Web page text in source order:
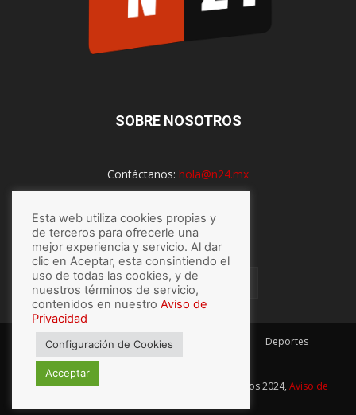
SOBRE NOSOTROS
Contáctanos: hola@n24.mx
SÍGUENOS
México Mundo Economía
Deportes
Espectaculos
© Hecho con por N24.mx, Derechos Reservados 2024, Aviso de
Esta web utiliza cookies propias y
de terceros para ofrecerle una
mejor experiencia y servicio. Al dar
clic en Aceptar, esta consintiendo el
uso de todas las cookies, y de
nuestros términos de servicio,
contenidos en nuestro Aviso de
Privacidad
Configuración de Cookies
Acceptar